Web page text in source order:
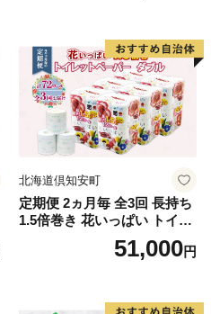
泡石鹸 石鹸 兵庫 兵庫県 小野
北海道倶知安町
定期便 2ヵ月毎 全3回 長持ち
1.5倍巻き 花いっぱい トイレ
ットペーパー ダブル 45ｍ 計
72ロール 全18種 花柄 プリン
ー 消耗品 備蓄 送料無料 北海
51,000円